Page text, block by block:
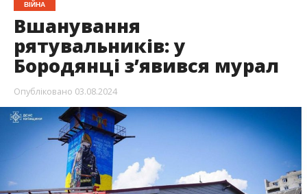
ВІЙНА
Вшанування
рятувальників: у
Бородянці з’явився мурал
Опубліковано 03.08.2024